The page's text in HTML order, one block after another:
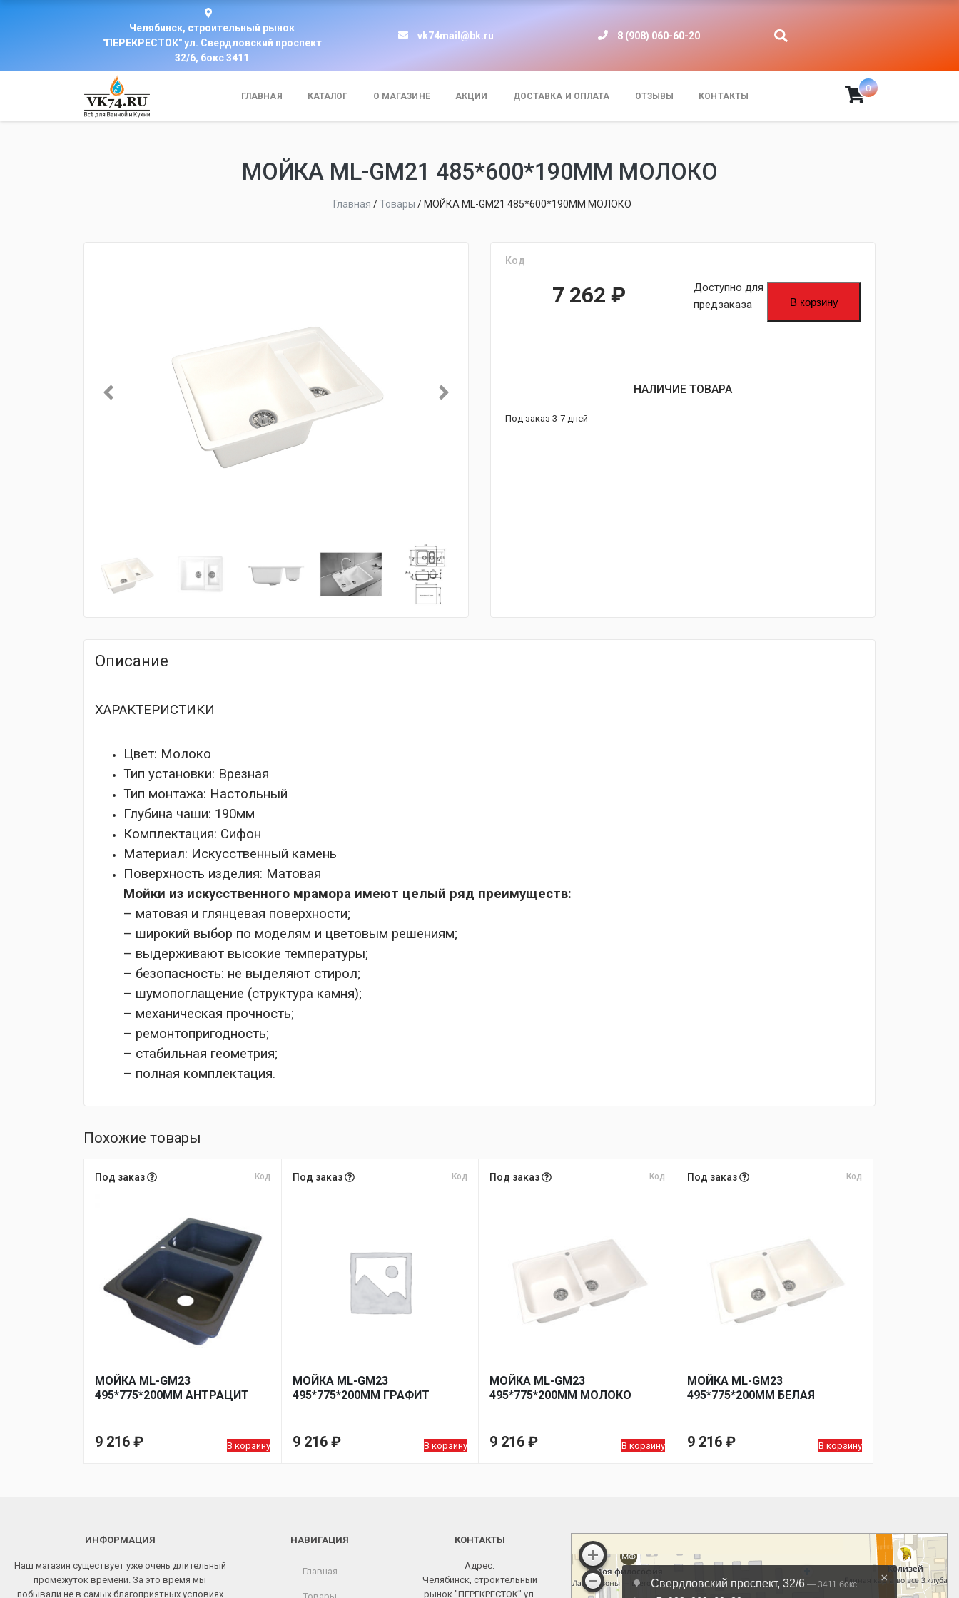
Челябинск, строительный рынок
"ПЕРЕКРЕСТОК" ул. Свердловский проспект
32/6, бокс 3411
vk74mail@bk.ru 8 (908) 060-60-20
ГЛАВНАЯ КАТАЛОГ О МАГАЗИНЕ АКЦИИ ДОСТАВКА И ОПЛАТА ОТЗЫВЫ КОНТАКТЫ
0
МОЙКА ML-GM21 485*600*190ММ МОЛОКО
Главная /Товары / МОЙКА ML-GM21 485*600*190ММ МОЛОКО
Код
7 262 ₽
Доступно для
предзаказа
В корзину
НАЛИЧИЕ ТОВАРА
Под заказ 3-7 дней
Описание
ХАРАКТЕРИСТИКИ
Цвет: Молоко
Тип установки: Врезная
Тип монтажа: Настольный
Глубина чаши: 190мм
Комплектация: Сифон
Материал: Искусственный камень
Поверхность изделия: Матовая
Мойки из искусственного мрамора имеют целый ряд преимуществ:
– матовая и глянцевая поверхности;
– широкий выбор по моделям и цветовым решениям;
– выдерживают высокие температуры;
– безопасность: не выделяют стирол;
– шумопоглащение (структура камня);
– механическая прочность;
– ремонтопригодность;
– стабильная геометрия;
– полная комплектация.
Похожие товары
Под заказ Код
МОЙКА ML-GM23
495*775*200ММ АНТРАЦИТ
9 216 ₽ В корзину
Под заказ Код
МОЙКА ML-GM23
495*775*200ММ ГРАФИТ
9 216 ₽ В корзину
Под заказ Код
МОЙКА ML-GM23
495*775*200ММ МОЛОКО
9 216 ₽ В корзину
Под заказ Код
МОЙКА ML-GM23
495*775*200ММ БЕЛАЯ
9 216 ₽ В корзину
ИНФОРМАЦИЯ
Наш магазин существует уже очень длительный
промежуток времени. За это время мы
побывали не в самых благоприятных условиях
НАВИГАЦИЯ
Главная
КОНТАКТЫ
Адрес:
Челябинск, строительный
рынок "ПЕРЕКРЕСТОК" ул.